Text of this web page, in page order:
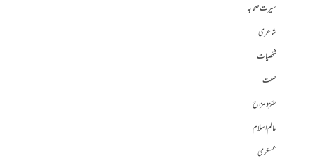
سیرت صحابہ
شاعری
شخصیات
صحت
طنز و مزاح
عالم اسلام
عسکری